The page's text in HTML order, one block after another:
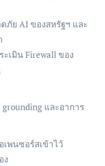
ภัย AI ของสหรัฐฯ และ
เมิน Firewall ของ
และอาการ
เพนซอร์สเข้าไว้
ง